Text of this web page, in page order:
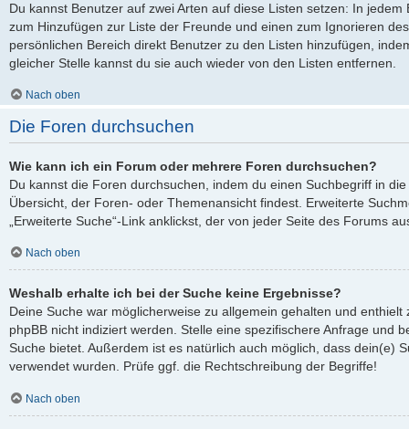
Du kannst Benutzer auf zwei Arten auf diese Listen setzen: In
zum Hinzufügen zur Liste der Freunde und einen zum Ignorieren
persönlichen Bereich direkt Benutzer zu den Listen hinzufügen,
gleicher Stelle kannst du sie auch wieder von den Listen entfernen.
Nach oben
Die Foren durchsuchen
Wie kann ich ein Forum oder mehrere Foren durchsuchen?
Du kannst die Foren durchsuchen, indem du einen Suchbegriff in
Übersicht, der Foren- oder Themenansicht findest. Erweiterte
„Erweiterte Suche“-Link anklickst, der von jeder Seite des Forums
Nach oben
Weshalb erhalte ich bei der Suche keine Ergebnisse?
Deine Suche war möglicherweise zu allgemein gehalten und
phpBB nicht indiziert werden. Stelle eine spezifischere Anfrage und
Suche bietet. Außerdem ist es natürlich auch möglich, dass dein(e)
verwendet wurden. Prüfe ggf. die Rechtschreibung der Begriffe!
Nach oben